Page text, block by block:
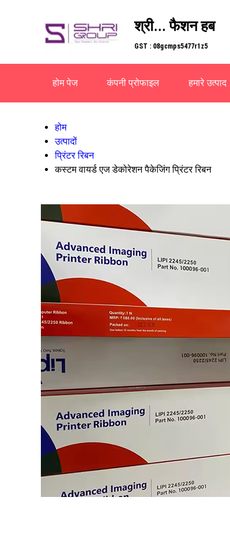
श्री... फैशन हब
GST : 08gcmps5477r1z5
होम पेज कंपनी प्रोफाइल हमारे उत्पाद
होम
उत्पादों
प्रिंटर रिबन
कस्टम वायर्ड एज डेकोरेशन पैकेजिंग प्रिंटर रिबन